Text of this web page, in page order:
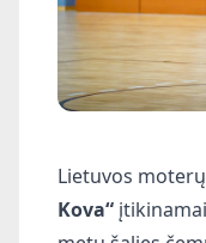
Lietuvos
Kova“